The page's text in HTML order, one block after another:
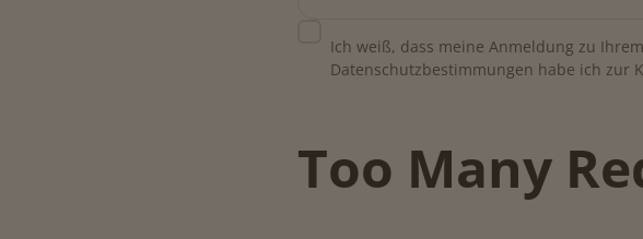
Ich weiß, dass meine Anmeldung zu
Datenschutzbestimmungen habe ich zur
Too Many